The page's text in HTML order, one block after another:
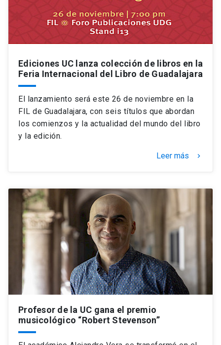
Ediciones UC lanza colección de libros en la
Feria Internacional del Libro de Guadalajara
El lanzamiento será este 26 de noviembre en la
FIL de Guadalajara, con seis títulos que abordan
los comienzos y la actualidad del mundo del libro
y la edición.
Leer más keyboard_arrow_right
Profesor de la UC gana el premio
musicológico “Robert Stevenson”